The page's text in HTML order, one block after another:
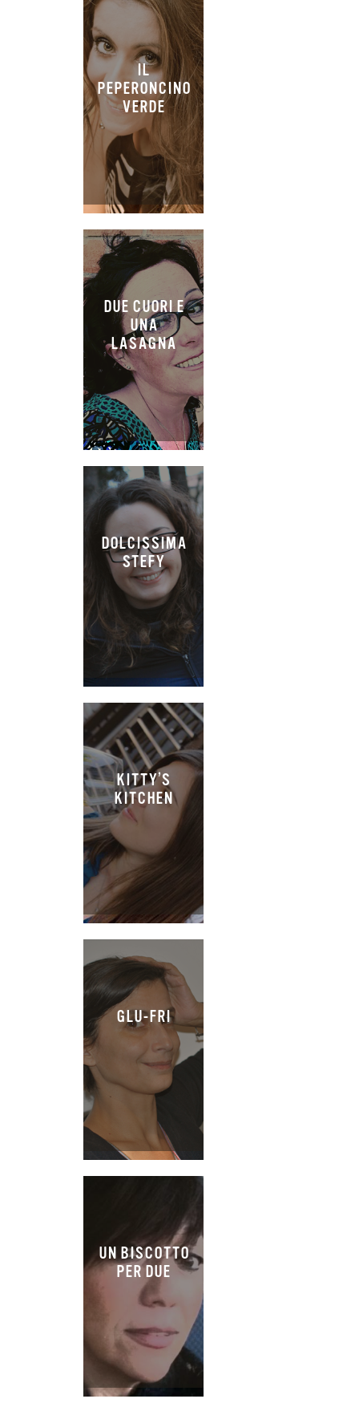
IL
PEPERONCINO
VERDE
DUE CUORI E
UNA
LASAGNA
DOLCISSIMA
STEFY
KITTY’S
KITCHEN
GLU-FRI
UN BISCOTTO
PER DUE